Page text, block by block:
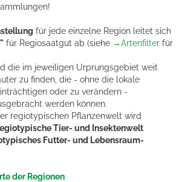
für jede einzelne Region leitet sich
für Regiosaatgut ab (siehe →Artenfilter für
die im jeweiligen Urprungsgebiet weit
zu finden, die - ohne die lokale
oder zu verändern -
werden können.
regiotypischen Pflanzenwelt wird
Tier- und Insektenwelt
Futter- und Lebensraum-
der Regionen